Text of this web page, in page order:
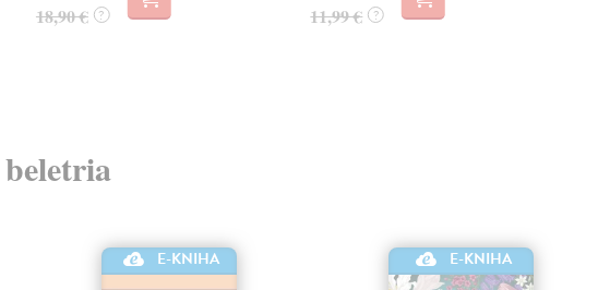
18,90 € ? 11,99 € ?
E-KNIHA E-KNIHA